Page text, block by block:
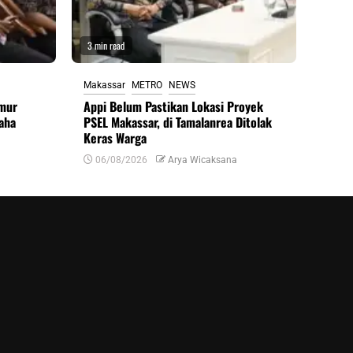
3 min read
Makassar METRO NEWS
Appi Belum Pastikan Lokasi Proyek
PSEL Makassar, di Tamalanrea Ditolak
Keras Warga
06/08/2026 Arya Wicaksana